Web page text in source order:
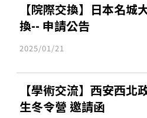
【院際交換】日本名
換-- 申請公告
2025/01/21
【學術交流】西安西北
生冬令營 邀請函